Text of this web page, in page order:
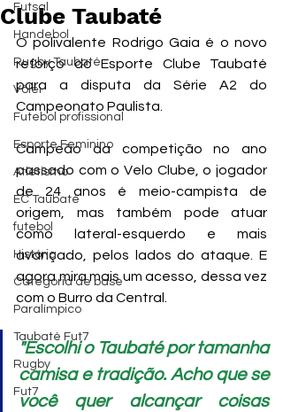
Futsal
Handebol
Rugby Taubaté
Vôlei
Futebol profissional
Esporte Feminino
Atletismo
EC Taubaté
futebol
História
Categoria de base
Paralímpico
Taubaté Fut7
Rugby
Fut7
Clube Taubaté
O polivalente Rodrigo Gaia é o novo
reforço do Esporte Clube Taubaté
para a disputa da Série A2 do
Campeonato Paulista.
Campeão da competição no ano
passado com o Velo Clube, o jogador
de 24 anos é meio-campista de
origem, mas também pode atuar
como lateral-esquerdo e mais
avançado, pelos lados do ataque. E
agora mira mais um acesso, dessa vez
com o Burro da Central.
"Escolhi o Taubaté por tamanha
camisa e tradição. Acho que se
você quer alcançar coisas